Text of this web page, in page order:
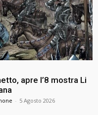
apre l’8 mostra Li
- 5 Agosto 2026